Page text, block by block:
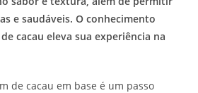
e saudáveis. O conhecimento
cacau eleva sua experiência na
de cacau em base é um passo